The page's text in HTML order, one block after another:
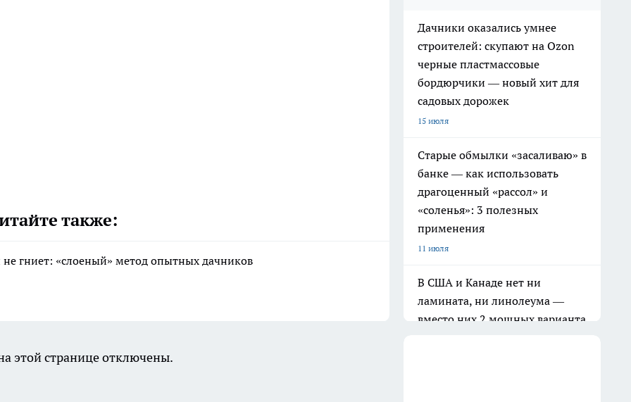
также:
гниет: «слоеный» метод опытных дачников
Дачники оказались умнее
строителей: скупают на Ozon
черные пластмассовые
бордюрчики — новый хит для
садовых дорожек
15 июля
Старые обмылки «засаливаю» в
банке — как использовать
драгоценный «рассол» и
«соленья»: 3 полезных
применения
11 июля
этой странице отключены.